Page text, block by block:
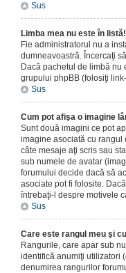
Sus
Limba mea nu este în listă!
Fie administratorul nu a
dumneavoastră. Încercaţi
Dacă pachetul de limbă nu
grupului phpBB (folosiţi
Sus
Cum pot afişa o imagine
Sunt două imagini ce pot
imagine asociată cu rangul
câte mesaje aţi scris sau
sub numele de avatar
forumului decide dacă să
asociate pot fi folosite.
întrebaţi-l despre motivele
Sus
Care este rangul meu şi
Rangurile, care apar sub
identifică anumiţi utilizatori
denumirea rangurilor